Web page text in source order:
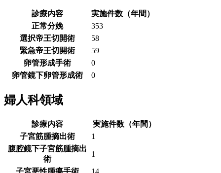
診療内容
実施件数（年間）
正常分娩
353
選択帝王切開術
58
緊急帝王切開術
59
卵管形成手術
0
卵管鏡下卵管形成術
0
婦人科領域
診療内容
実施件数（年間）
子宮筋腫摘出術
1
腹腔鏡下子宮筋腫摘出
術
1